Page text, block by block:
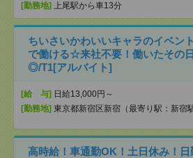
[勤務地] 上尾駅から車13分
ちいさいかわいいキャラのイベン
で働ける☆来社不要！働いたその
◎/T1[アルバイト]
[給 与] 日給13,000円～
[勤務地] 東京都新宿区新宿（最寄り駅：新宿駅
高時給！車通勤OK！土日休み！